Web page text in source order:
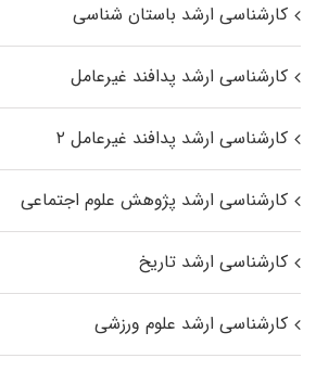
کارشناسی ارشد باستان شناسی
کارشناسی ارشد پدافند غیرعامل
کارشناسی ارشد پدافند غیرعامل ۲
کارشناسی ارشد پژوهش علوم اجتماعی
کارشناسی ارشد تاریخ
کارشناسی ارشد علوم ورزشی